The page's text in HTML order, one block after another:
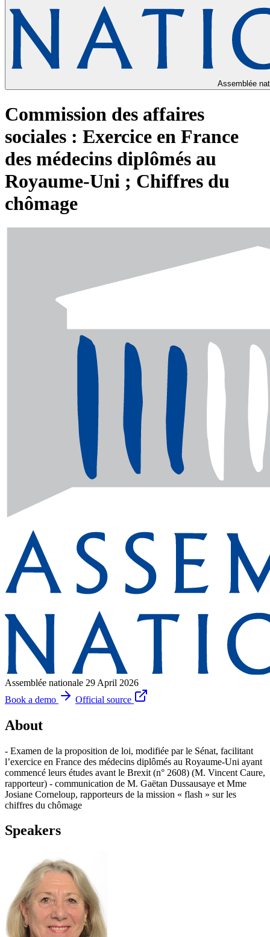
Assemblée
Commission des affaires
sociales : Exercice en France
des médecins diplômés au
Royaume-Uni ; Chiffres du
chômage
Assemblée nationale 29 April 2026
Book a demo
Official source
About
- Examen de la proposition de loi, modifiée par le Sénat, facilitant
l’exercice en France des médecins diplômés au Royaume-Uni ayant
commencé leurs études avant le Brexit (n° 2608) (M. Vincent Caure,
rapporteur) - communication de M. Gaëtan Dussausaye et Mme
Josiane Corneloup, rapporteurs de la mission « flash » sur les
chiffres du chômage
Speakers